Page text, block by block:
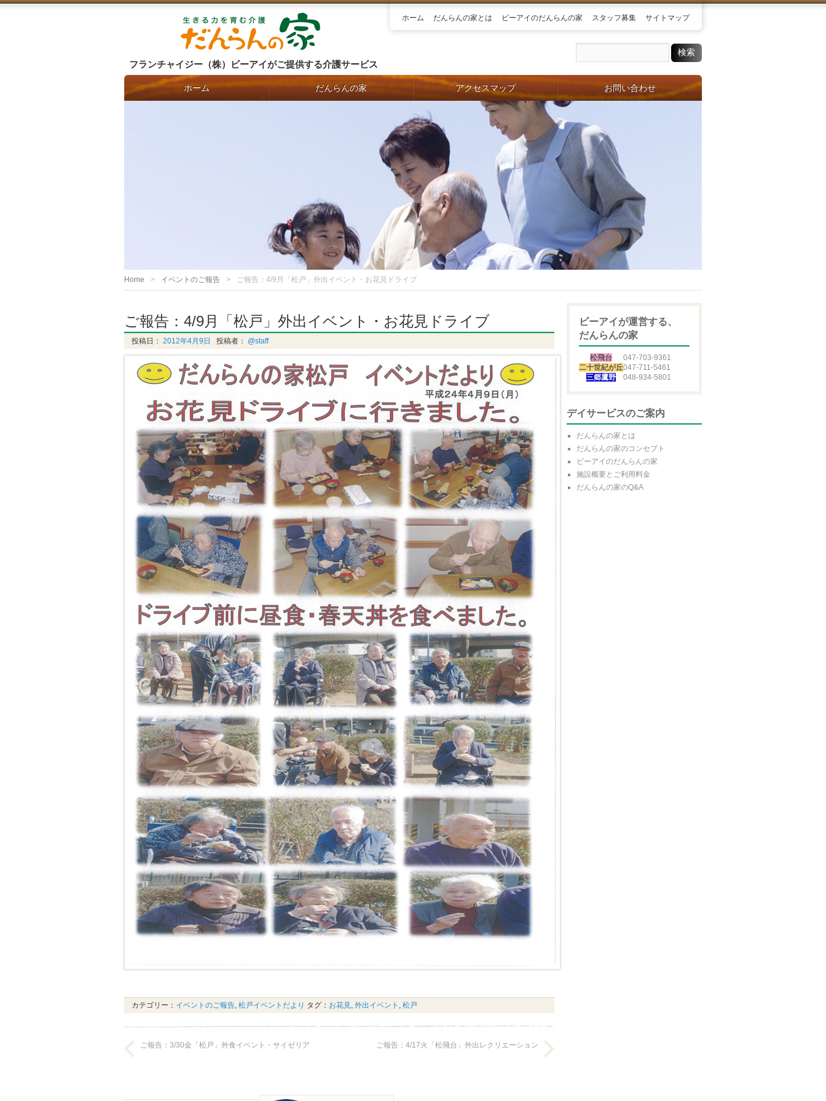
フランチャイジー（株）ビーアイがご提供する介護サービス
ホーム だんらんの家とは ビーアイのだんらんの家 スタッフ募集 サイトマップ
ホーム だんらんの家 アクセスマップ お問い合わせ
Home イベントのご報告 ご報告：4/9月「松戸」外出イベント・お花見ドライブ
ご報告：4/9月「松戸」外出イベント・お花見ドライブ
投稿日： 2012年4月9日 投稿者： @staff
カテゴリー： イベントのご報告, 松戸イベントだより タグ： お花見, 外出イベント , 松戸
ご報告：3/30金「松戸」外食イベント・サイゼリア ご報告：4/17火「松飛台」外出レクリエーション
ビーアイが運営する、
だんらんの家
松飛台
047-703-9361
二十世紀が丘047-711-5461
三郷鷹野
048-934-5801
デイサービスのご案内
だんらんの家とは
だんらんの家のコンセプト
ビーアイのだんらんの家
施設概要とご利用料金
だんらんの家のQ&A